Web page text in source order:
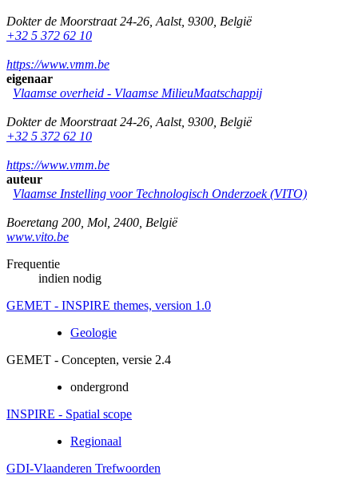
Dokter de Moorstraat 24-26 Aalst, 9300 België
+32 5 372 62 10
https://www.vmm.be
eigenaar
Vlaamse overheid - Vlaamse MilieuMaatschappij
Dokter de Moorstraat 24-26 Aalst, 9300 België
+32 5 372 62 10
https://www.vmm.be
auteur
Vlaamse Instelling voor Technologisch Onderzoek (VITO)
Boeretang 200 Mol 2400 België
www.vito.be
Frequentie
indien nodig
GEMET - INSPIRE themes, version 1.0
Geologie
GEMET - Concepten, versie 2.4
ondergrond
INSPIRE - Spatial scope
Regionaal
GDI-Vlaanderen Trefwoorden